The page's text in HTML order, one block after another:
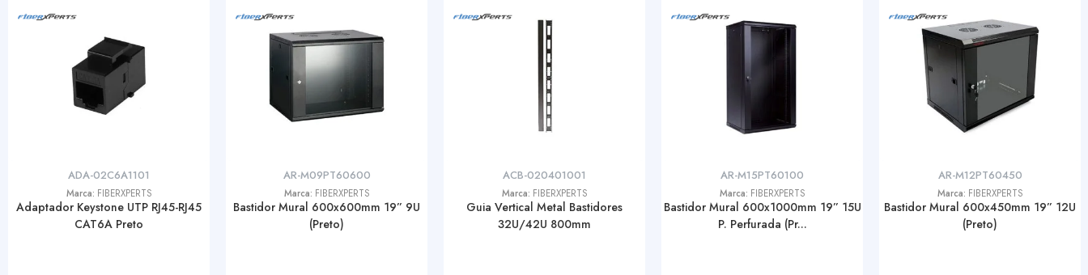
ADA-02C6A1101
Marca: FIBERXPERTS
Adaptador Keystone UTP RJ45-RJ45
CAT6A Preto
AR-M09PT60600
Marca: FIBERXPERTS
Bastidor Mural 600x600mm 19” 9U
(Preto)
ACB-020401001
Marca: FIBERXPERTS
Guia Vertical Metal Bastidores
32U/42U 800mm
AR-M15PT60100
Marca: FIBERXPERTS
Bastidor Mural 600x1000mm 19” 15U
P. Perfurada (Pr...
AR-M12PT60450
Marca: FIBERXPERTS
Bastidor Mural 600x450mm 19” 12U
(Preto)